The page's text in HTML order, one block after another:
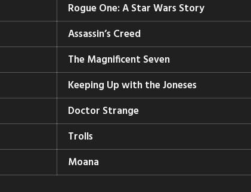
Rogue One: A Star Wars Story
Assassin’s Creed
The Magnificent Seven
Keeping Up with the Joneses
Doctor Strange
Trolls
Moana